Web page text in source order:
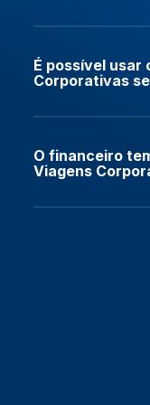
É possível usar
Corporativas
O financeiro
Viagens